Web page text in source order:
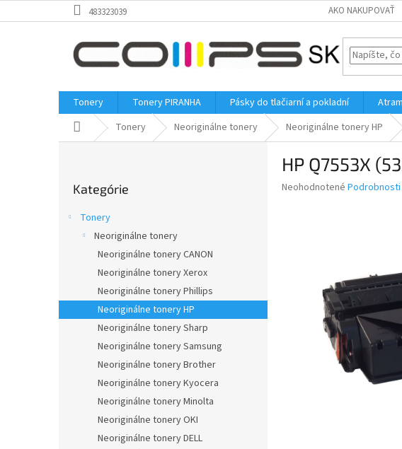
na
483323039 AKO NAKUPOVAŤ
Tonery Tonery PIRANHA Pásky do tlačiarní a pokladní
Domov Tonery Neoriginálne tonery Neoriginálne tonery HP
kategórie
Kategórie
Tonery
Neoriginálne tonery
Neoriginálne tonery CANON
Neoriginálne tonery Xerox
Neoriginálne tonery Phillips
Neoriginálne tonery HP
Neoriginálne tonery Sharp
Neoriginálne tonery Samsung
Neoriginálne tonery Brother
Neoriginálne tonery Kyocera
Neoriginálne tonery Minolta
Neoriginálne tonery OKI
Neoriginálne tonery DELL
HP Q7553X
Priemerné
Neohodnotené